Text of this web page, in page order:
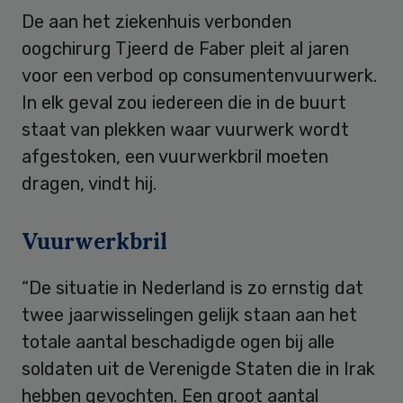
De aan het ziekenhuis verbonden
oogchirurg Tjeerd de Faber pleit al jaren
voor een verbod op consumentenvuurwerk.
In elk geval zou iedereen die in de buurt
staat van plekken waar vuurwerk wordt
afgestoken, een vuurwerkbril moeten
dragen, vindt hij.
Vuurwerkbril
“De situatie in Nederland is zo ernstig dat
twee jaarwisselingen gelijk staan aan het
totale aantal beschadigde ogen bij alle
soldaten uit de Verenigde Staten die in Irak
hebben gevochten. Een groot aantal